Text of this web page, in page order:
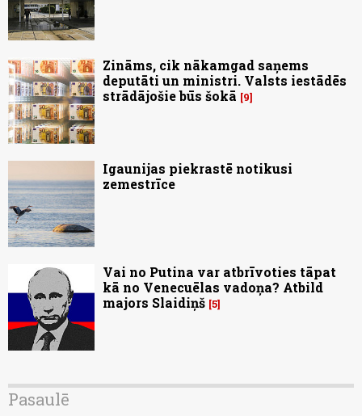
Zināms, cik nākamgad saņems
deputāti un ministri. Valsts iestādēs
strādājošie būs šokā
9
Igaunijas piekrastē notikusi
zemestrīce
Vai no Putina var atbrīvoties tāpat
kā no Venecuēlas vadoņa? Atbild
majors Slaidiņš 5
Pasaulē